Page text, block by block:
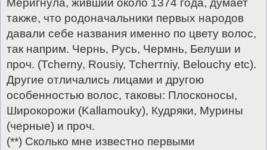
Меригнула, живший около 1374 года, думает
также, что родоначальники первых народов
давали себе названия именно по цвету волос,
так наприм. Чернь, Русь, Чермнь, Белуши и
проч. (Тсhеrny, Rousiу, Тсherтniу, Belоuсhу etс).
Другие отличались лицами и другою
особенностью волос, таковы: Плосконосы,
Широкорожи (Kallamoukу), Кудряки, Мурины
(черные) и проч.
(**) Сколько мне известно первыми